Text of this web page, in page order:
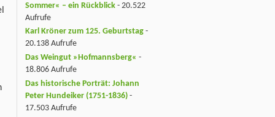
Sommer« – ein Rückblick - 20.522
Aufrufe
Karl Kröner zum 125. Geburtstag -
20.138 Aufrufe
Das Weingut »Hofmannsberg« -
18.806 Aufrufe
Das historische Porträt: Johann
Peter Hundeiker (1751-1836) -
17.503 Aufrufe